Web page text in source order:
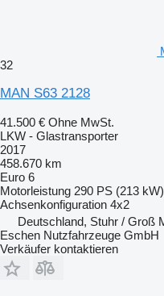
32
MAN S63 2128
41.500 € Ohne MwSt.
LKW - Glastransporter
2017
458.670 km
Euro 6
Motorleistung 290 PS (213 kW)
Achsenkonfiguration 4x2
Deutschland, Stuhr / Groß
Eschen Nutzfahrzeuge GmbH
Verkäufer kontaktieren